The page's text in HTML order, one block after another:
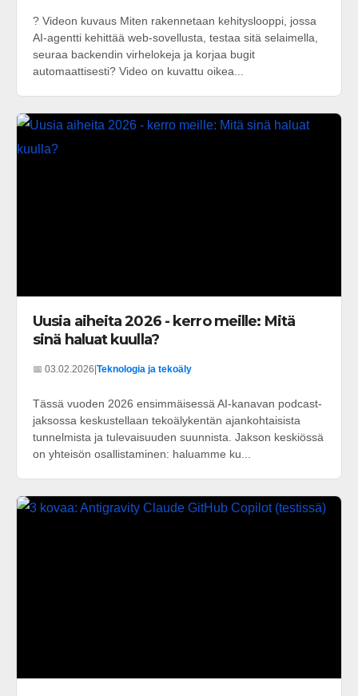
? Videon kuvaus Miten rakennetaan kehityslooppi, jossa
AI-agentti kehittää web-sovellusta, testaa sitä selaimella,
seuraa backendin virhelokeja ja korjaa bugit
automaattisesti? Video on kuvattu oikea...
Uusia aiheita 2026 - kerro meille: Mitä
sinä haluat kuulla?
📅 03.02.2026|Teknologia ja tekoäly
Tässä vuoden 2026 ensimmäisessä AI-kanavan podcast-
jaksossa keskustellaan tekoälykentän ajankohtaisista
tunnelmista ja tulevaisuuden suunnista. Jakson keskiössä
on yhteisön osallistaminen: haluamme ku...